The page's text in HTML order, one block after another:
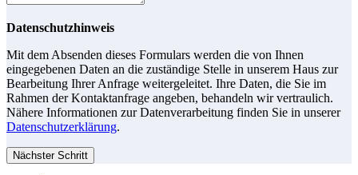
Datenschutzhinweis
Mit dem Absenden dieses Formulars werden die von Ihnen
eingegebenen Daten an die zuständige Stelle in unserem Haus zur
Bearbeitung Ihrer Anfrage weitergeleitet. Ihre Daten, die Sie im
Rahmen der Kontaktanfrage angeben, behandeln wir vertraulich.
Nähere Informationen zur Datenverarbeitung finden Sie in unserer
Datenschutzerklärung.
Nächster Schritt